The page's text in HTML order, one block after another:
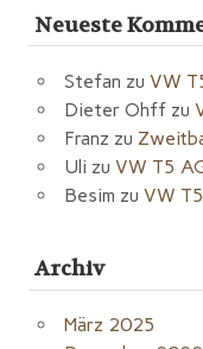
Neueste
Stefan zu VW
Dieter Ohff zu
Franz zu
Uli zu VW T5
Besim zu VW
Archiv
März 2025